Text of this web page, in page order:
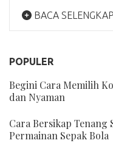
BACA
POPULER
Begini Cara Memilih
dan Nyaman
Cara Bersikap Tenang
Permainan Sepak Bola